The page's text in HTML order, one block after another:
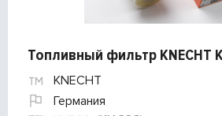
Топливный фильтр KNECHT
KNECHT
Германия